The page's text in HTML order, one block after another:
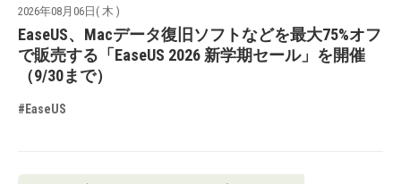
2026年08月06日( 木 )
EaseUS、Macデータ復旧ソフトなどを最大75%オフ
で販売する「EaseUS 2026 新学期セール」を開催
（9/30まで）
#EaseUS